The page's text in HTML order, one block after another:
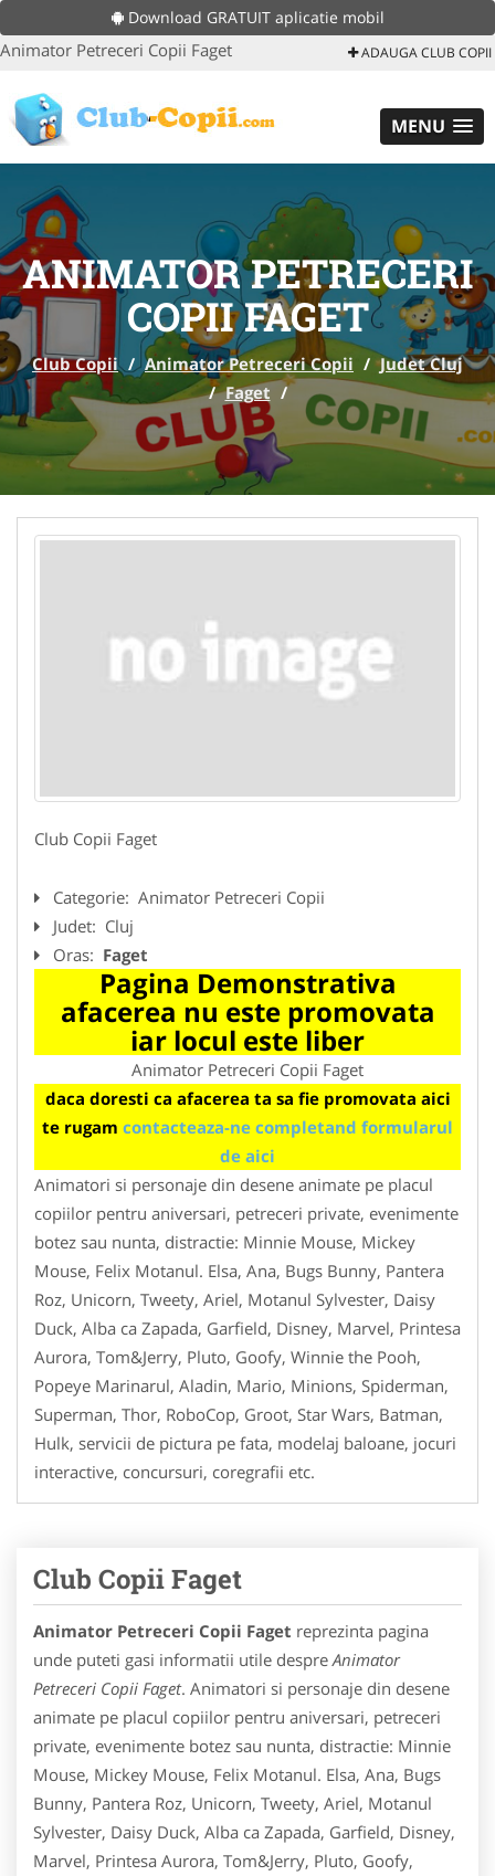
Download GRATUIT aplicatie mobil
Animator Petreceri Copii Faget ADAUGA CLUB COPII
MENU
ANIMATOR PETRECERI
COPII FAGET
Club Copii / Animator Petreceri Copii / Judet Cluj
/ Faget /
Club Copii Faget
Categorie: Animator Petreceri Copii
Judet: Cluj
Oras: Faget
Pagina Demonstrativa
afacerea nu este promovata
iar locul este liber
Animator Petreceri Copii Faget
daca doresti ca afacerea ta sa fie promovata aici
te rugam contacteaza-ne completand formularul
de aici
Animatori si personaje din desene animate pe placul
copiilor pentru aniversari, petreceri private, evenimente
botez sau nunta, distractie: Minnie Mouse, Mickey
Mouse, Felix Motanul. Elsa, Ana, Bugs Bunny, Pantera
Roz, Unicorn, Tweety, Ariel, Motanul Sylvester, Daisy
Duck, Alba ca Zapada, Garfield, Disney, Marvel, Printesa
Aurora, Tom&Jerry, Pluto, Goofy, Winnie the Pooh,
Popeye Marinarul, Aladin, Mario, Minions, Spiderman,
Superman, Thor, RoboCop, Groot, Star Wars, Batman,
Hulk, servicii de pictura pe fata, modelaj baloane, jocuri
interactive, concursuri, coregrafii etc.
Club Copii Faget
Animator Petreceri Copii Faget reprezinta pagina
unde puteti gasi informatii utile despre Animator
Petreceri Copii Faget. Animatori si personaje din desene
animate pe placul copiilor pentru aniversari, petreceri
private, evenimente botez sau nunta, distractie: Minnie
Mouse, Mickey Mouse, Felix Motanul. Elsa, Ana, Bugs
Bunny, Pantera Roz, Unicorn, Tweety, Ariel, Motanul
Sylvester, Daisy Duck, Alba ca Zapada, Garfield, Disney,
Marvel, Printesa Aurora, Tom&Jerry, Pluto, Goofy,